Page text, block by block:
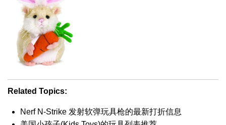
Related Topics:
Nerf N-Strike 发射软弹玩具枪的最新打折信息